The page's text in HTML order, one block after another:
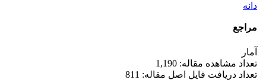
دانه
مراجع
آمار
تعداد مشاهده مقاله: 1,190
تعداد دریافت فایل اصل مقاله: 811